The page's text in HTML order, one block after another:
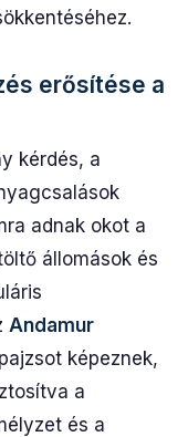
erősítése a
kérdés, a
adnak okot a
állomások és
Andamur
képeznek,
a
és a